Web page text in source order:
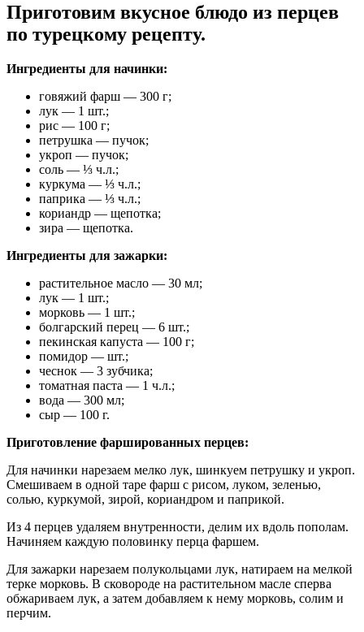
Приготовим вкусное блюдо из перцев
по турецкому рецепту.
Ингредиенты для начинки:
говяжий фарш — 300 г;
лук — 1 шт.;
рис — 100 г;
петрушка — пучок;
укроп — пучок;
соль — ⅓ ч.л.;
куркума — ⅓ ч.л.;
паприка — ⅓ ч.л.;
кориандр — щепотка;
зира — щепотка.
Ингредиенты для зажарки:
растительное масло — 30 мл;
лук — 1 шт.;
морковь — 1 шт.;
болгарский перец — 6 шт.;
пекинская капуста — 100 г;
помидор — шт.;
чеснок — 3 зубчика;
томатная паста — 1 ч.л.;
вода — 300 мл;
сыр — 100 г.
Приготовление фаршированных перцев:
Для начинки нарезаем мелко лук, шинкуем петрушку и укроп.
Смешиваем в одной таре фарш с рисом, луком, зеленью,
солью, куркумой, зирой, кориандром и паприкой.
Из 4 перцев удаляем внутренности, делим их вдоль пополам.
Начиняем каждую половинку перца фаршем.
Для зажарки нарезаем полукольцами лук, натираем на мелкой
терке морковь. В сковороде на растительном масле сперва
обжариваем лук, а затем добавляем к нему морковь, солим и
перчим.